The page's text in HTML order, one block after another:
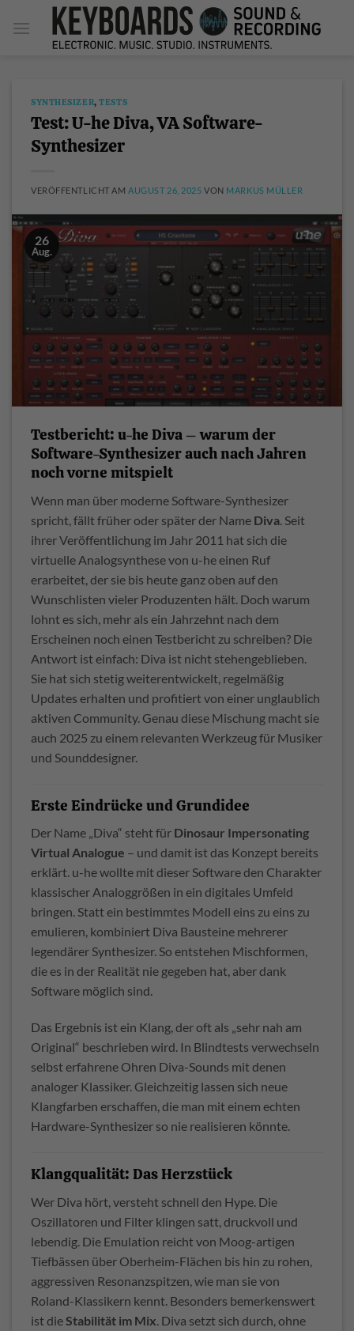
Inhalt
SYNTHESIZER,TESTS
Test: U-he Diva, VA Software-
Synthesizer
VERÖFFENTLICHT AM AUGUST 26, 2025 VON MARKUS MÜLLER
26
Aug.
Testbericht: u-he Diva – warum der
Software-Synthesizer auch nach Jahren
noch vorne mitspielt
Wenn man über moderne Software-Synthesizer
spricht, fällt früher oder später der Name Diva. Seit
ihrer Veröffentlichung im Jahr 2011 hat sich die
virtuelle Analogsynthese von u-he einen Ruf
erarbeitet, der sie bis heute ganz oben auf den
Wunschlisten vieler Produzenten hält. Doch warum
lohnt es sich, mehr als ein Jahrzehnt nach dem
Erscheinen noch einen Testbericht zu schreiben? Die
Antwort ist einfach: Diva ist nicht stehengeblieben.
Sie hat sich stetig weiterentwickelt, regelmäßig
Updates erhalten und profitiert von einer unglaublich
aktiven Community. Genau diese Mischung macht sie
auch 2025 zu einem relevanten Werkzeug für Musiker
und Sounddesigner.
Erste Eindrücke und Grundidee
Der Name „Diva“ steht für Dinosaur Impersonating
Virtual Analogue – und damit ist das Konzept bereits
erklärt. u-he wollte mit dieser Software den Charakter
klassischer Analoggrößen in ein digitales Umfeld
bringen. Statt ein bestimmtes Modell eins zu eins zu
emulieren, kombiniert Diva Bausteine mehrerer
legendärer Synthesizer. So entstehen Mischformen,
die es in der Realität nie gegeben hat, aber dank
Software möglich sind.
Das Ergebnis ist ein Klang, der oft als „sehr nah am
Original“ beschrieben wird. In Blindtests verwechseln
selbst erfahrene Ohren Diva-Sounds mit denen
analoger Klassiker. Gleichzeitig lassen sich neue
Klangfarben erschaffen, die man mit einem echten
Hardware-Synthesizer so nie realisieren könnte.
Klangqualität: Das Herzstück
Wer Diva hört, versteht schnell den Hype. Die
Oszillatoren und Filter klingen satt, druckvoll und
lebendig. Die Emulation reicht von Moog-artigen
Tiefbässen über Oberheim-Flächen bis hin zu rohen,
aggressiven Resonanzspitzen, wie man sie von
Roland-Klassikern kennt. Besonders bemerkenswert
ist die Stabilität im Mix . Diva setzt sich durch, ohne